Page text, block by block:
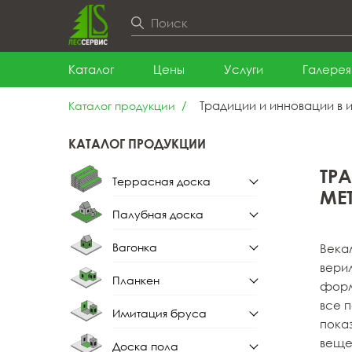
Каталог Цены Услуги Галерея
Каталог продукции Традиции и инновации в
КАТАЛОГ ПРОДУКЦИИ
Террасная доска
Террасная доска из
лиственницы
Палубная доска
Палубная доска из
лиственницы
Вагонка
Вагонка штиль
лиственницы
Планкен
Планкен прямой
Имитация бруса
Доска пола
все